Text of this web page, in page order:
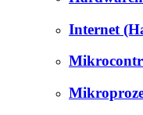
Internet